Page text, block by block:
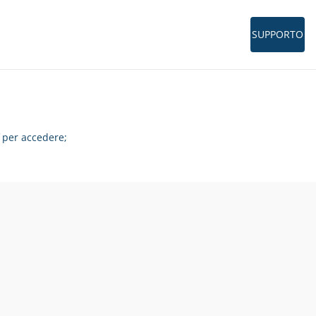
SUPPORTO
accedere;